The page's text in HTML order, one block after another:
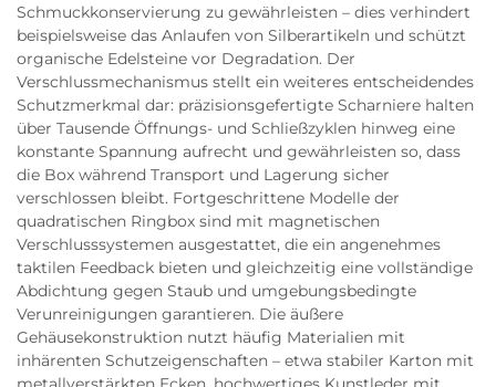
Schmuckkonservierung zu gewährleisten – dies verhindert
beispielsweise das Anlaufen von Silberartikeln und schützt
organische Edelsteine vor Degradation. Der
Verschlussmechanismus stellt ein weiteres entscheidendes
Schutzmerkmal dar: präzisionsgefertigte Scharniere halten
über Tausende Öffnungs- und Schließzyklen hinweg eine
konstante Spannung aufrecht und gewährleisten so, dass
die Box während Transport und Lagerung sicher
verschlossen bleibt. Fortgeschrittene Modelle der
quadratischen Ringbox sind mit magnetischen
Verschlusssystemen ausgestattet, die ein angenehmes
taktilen Feedback bieten und gleichzeitig eine vollständige
Abdichtung gegen Staub und umgebungsbedingte
Verunreinigungen garantieren. Die äußere
Gehäusekonstruktion nutzt häufig Materialien mit
inhärenten Schutzeigenschaften – etwa stabiler Karton mit